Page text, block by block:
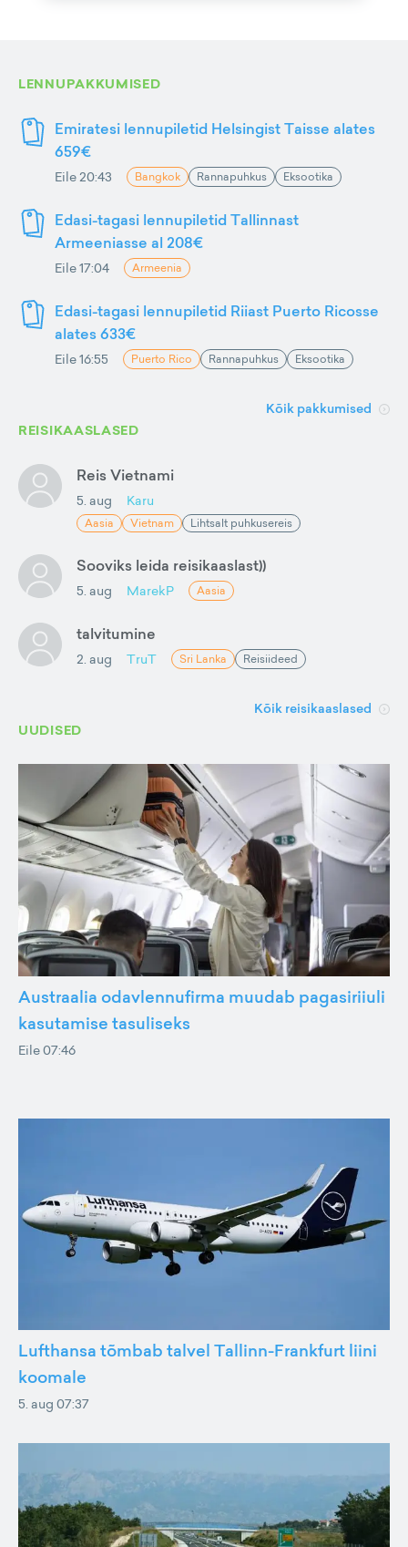
LENNUPAKKUMISED
Emiratesi lennupiletid Helsingist Taisse alates
659€
Eile 20:43 Bangkok Rannapuhkus Eksootika
Edasi-tagasi lennupiletid Tallinnast
Armeeniasse al 208€
Eile 17:04 Armeenia
Edasi-tagasi lennupiletid Riiast Puerto Ricosse
alates 633€
Eile 16:55 Puerto Rico Rannapuhkus Eksootika
Kõik pakkumised
REISIKAASLASED
Reis Vietnami
5. aug Karu
Aasia Vietnam Lihtsalt puhkusereis
Sooviks leida reisikaaslast))
5. aug MarekP Aasia
talvitumine
2. aug TruT Sri Lanka Reisiideed
Kõik reisikaaslased
UUDISED
Austraalia odavlennufirma muudab pagasiriiuli
kasutamise tasuliseks
Eile 07:46
Lufthansa tõmbab talvel Tallinn-Frankfurt liini
koomale
5. aug 07:37